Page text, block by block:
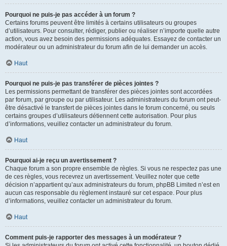
Pourquoi ne puis-je pas accéder à un forum ?
Certains forums peuvent être limités à certains utilisateurs ou groupes
d’utilisateurs. Pour consulter, rédiger, publier ou réaliser n’importe quelle autre
action, vous avez besoin des permissions adéquates. Essayez de contacter un
modérateur ou un administrateur du forum afin de lui demander un accès.
Haut
Pourquoi ne puis-je pas transférer de pièces jointes ?
Les permissions permettant de transférer des pièces jointes sont accordées
par forum, par groupe ou par utilisateur. Les administrateurs du forum ont peut-
être désactivé le transfert de pièces jointes dans le forum concerné, ou seuls
certains groupes d’utilisateurs détiennent cette autorisation. Pour plus
d’informations, veuillez contacter un administrateur du forum.
Haut
Pourquoi ai-je reçu un avertissement ?
Chaque forum a son propre ensemble de règles. Si vous ne respectez pas une
de ces règles, vous recevrez un avertissement. Veuillez noter que cette
décision n’appartient qu’aux administrateurs du forum, phpBB Limited n’est en
aucun cas responsable du règlement instauré sur cet espace. Pour plus
d’informations, veuillez contacter un administrateur du forum.
Haut
Comment puis-je rapporter des messages à un modérateur ?